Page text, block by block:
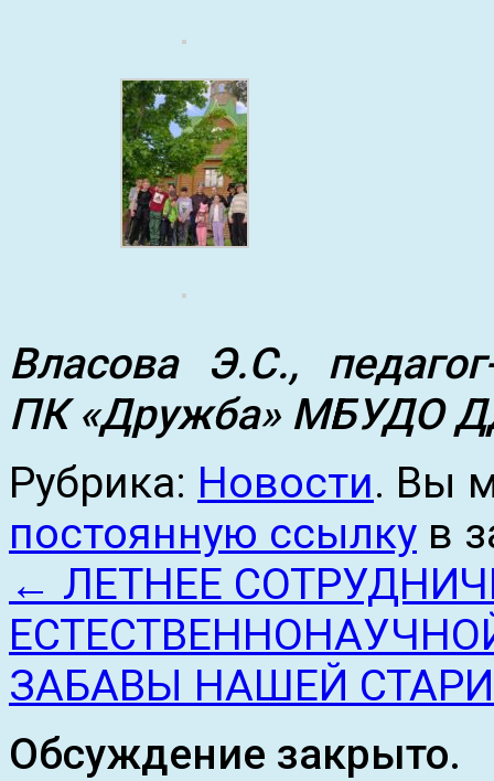
Власова Э.С.,
ПК «Дружба» МБУДО
Рубрика: Новости. Вы
постоянную ссылку в
← ЛЕТНЕЕ
ЗАБАВЫ НАШЕЙ
Обсуждение закрыто.